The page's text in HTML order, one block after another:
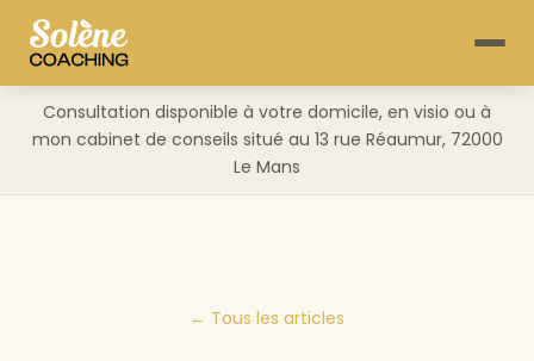
Consultation disponible à votre domicile, en visio ou à
mon cabinet de conseils situé au 13 rue Réaumur, 72000
Le Mans
← Tous les articles